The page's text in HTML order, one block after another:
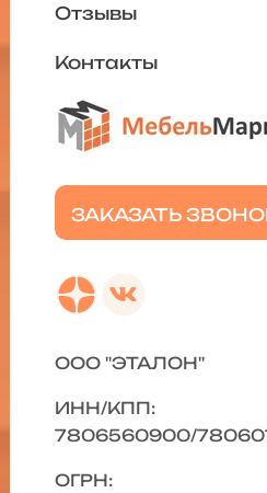
ЗАКАЗАТЬ
Отзывы
Контакты
ООО "ЭТАЛОН"
ИНН/КПП:
7806560900/
ОГРН: